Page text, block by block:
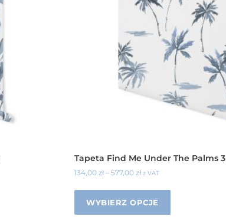
Tapeta Find Me Under The Palms 3
134,00zł –577,00zł z VAT
WYBIERZ OPCJE